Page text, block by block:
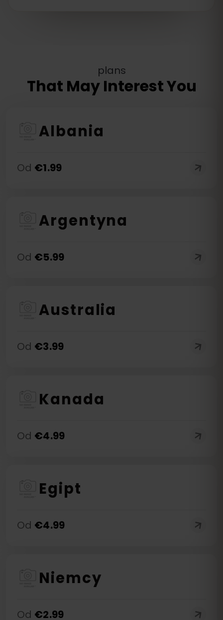
plans
That May Interest You
Albania
Od €1.99
Argentyna
Od €5.99
Australia
Od €3.99
Kanada
Od €4.99
Egipt
Od €4.99
Niemcy
Od €2.99